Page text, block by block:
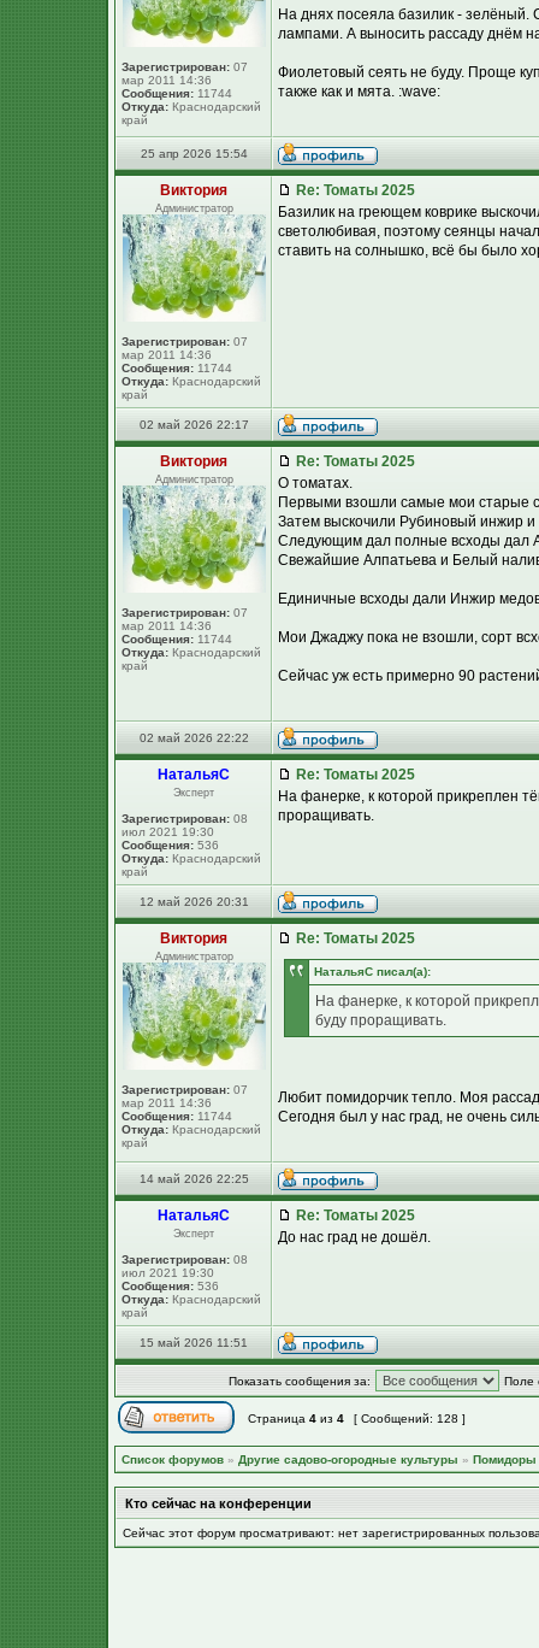
Зарегистрирован: 07
мар 2011 14:36
Сообщения: 11744
Откуда: Краснодарский
край
На днях посеяла базилик -
лампами. А выносить рассаду днём
Фиолетовый сеять не буду. Проще
также как и мята. :wave:
25 апр 2026 15:54
Виктория
Администратор
Зарегистрирован: 07
мар 2011 14:36
Сообщения: 11744
Откуда: Краснодарский
край
Re: Томаты 2025
Базилик на греющем коврике
светолюбивая, поэтому сеянцы
ставить на солнышко, всё бы было
02 май 2026 22:17
Виктория
Администратор
Зарегистрирован: 07
мар 2011 14:36
Сообщения: 11744
Откуда: Краснодарский
край
Re: Томаты 2025
О томатах.
Первыми взошли самые мои старые
Затем выскочили Рубиновый инжир
Следующим дал полные всходы дал
Свежайшие Алпатьева и Белый
Единичные всходы дали Инжир
Мои Джаджу пока не взошли, сорт
Сейчас уж есть примерно 90
02 май 2026 22:22
НатальяС
Эксперт
Зарегистрирован: 08
июл 2021 19:30
Сообщения: 536
Откуда: Краснодарский
край
Re: Томаты 2025
На фанерке, к которой прикреплен
проращивать.
12 май 2026 20:31
Виктория
Администратор
Зарегистрирован: 07
мар 2011 14:36
Сообщения: 11744
Откуда: Краснодарский
край
Re: Томаты 2025
НатальяС писал(а):
На фанерке, к которой
буду проращивать.
Любит помидорчик тепло. Моя
Сегодня был у нас град, не очень
14 май 2026 22:25
НатальяС
Эксперт
Зарегистрирован: 08
июл 2021 19:30
Сообщения: 536
Откуда: Краснодарский
край
Re: Томаты 2025
До нас град не дошёл.
15 май 2026 11:51
Показать сообщения за: Поле
Страница 4 из 4 [ Сообщений: 128 ]
Список форумов » Другие садово-огородные культуры » Помидоры
Кто сейчас на конференции
Сейчас этот форум просматривают: нет зарегистрированных